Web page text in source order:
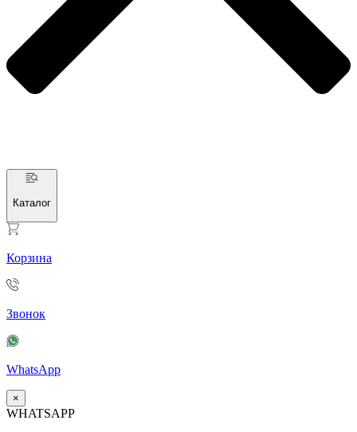
Каталог
Корзина
Звонок
WhatsApp
×
WHATSAPP